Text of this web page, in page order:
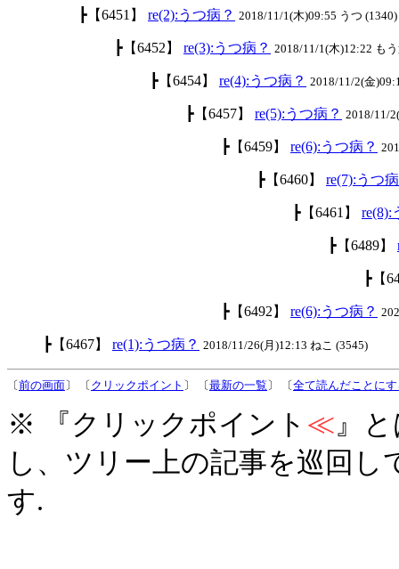
┣【6451】 re(2):うつ病？ 2018/11/1(木)09:55 うつ (1340)
┣【6452】 re(3):うつ病？ 2018/11/1(木)12:22 も
┣【6454】 re(4):うつ病？ 2018/11/2(金
┣【6457】 re(5):うつ病？ 2018/11/
┣【6459】 re(6):うつ病？
┣【6460】 re(7):うつ
┣【6461】 re(8):
┣【6489】
┣【
┣【6492】 re(6):うつ病？
┣【6467】 re(1):うつ病？ 2018/11/26(月)12:13 ねこ (3545)
〔前の画面〕 〔 クリックポイント 〕 〔最新の一覧 〕 〔全て読んだことに
※ 『クリックポイント ≪』
し、ツリー上の記事を巡回
す.